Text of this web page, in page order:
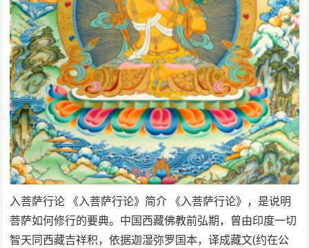
入菩萨行论 《入菩萨行论》简介 《入菩萨行论》，是说明
菩萨如何修行的要典。中国西藏佛教前弘期，曾由印度一切
智天同西藏吉祥积，依据迦湿弥罗国本，译成藏文(约在公